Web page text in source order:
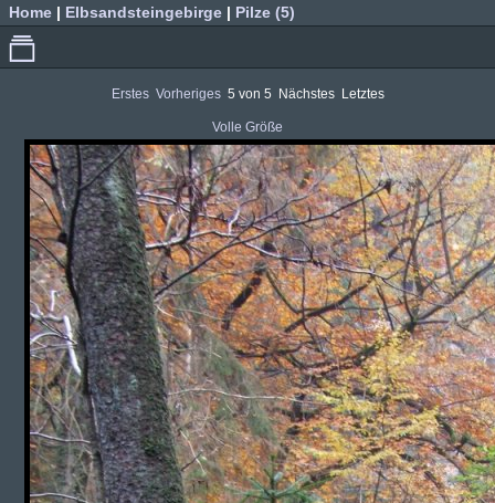
Home Elbsandsteingebirge Pilze (5)
Erstes Vorheriges 5 von 5 Nächstes Letztes
Volle Größe